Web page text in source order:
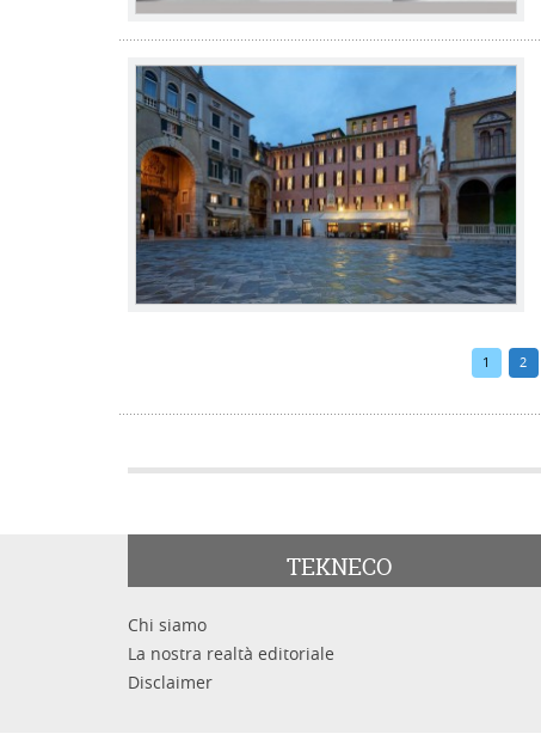
1 2
TEKNECO
Chi siamo
La nostra realtà editoriale
Disclaimer